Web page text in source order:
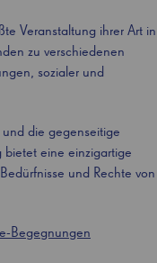
Veranstaltung ihrer Art in
zu verschiedenen
sozialer und
die gegenseitige
bietet eine einzigartige
und Rechte von
Begegnungen